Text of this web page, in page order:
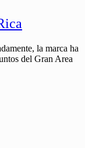
la marca ha
del Gran Area